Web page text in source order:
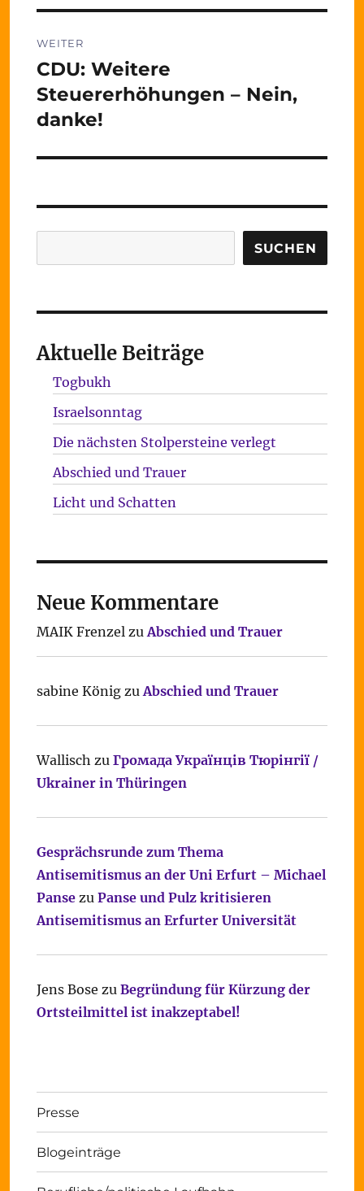
WEITER
Nächster
Beitrag:
CDU: Weitere
Steuererhöhungen – Nein,
danke!
SUCHEN
Aktuelle Beiträge
Togbukh
Israelsonntag
Die nächsten Stolpersteine verlegt
Abschied und Trauer
Licht und Schatten
Neue Kommentare
MAIK FrenzelzuAbschied und Trauer
sabine KönigzuAbschied und Trauer
Wallisch zu Громада Українців Тюрінгії /
Ukrainer in Thüringen
Gesprächsrunde zum Thema
Antisemitismus an der Uni Erfurt – Michael
Pansezu Panse und Pulz kritisieren
Antisemitismus an Erfurter Universität
Jens Bose zu Begründung für Kürzung der
Ortsteilmittel ist inakzeptabel!
Presse
Blogeinträge